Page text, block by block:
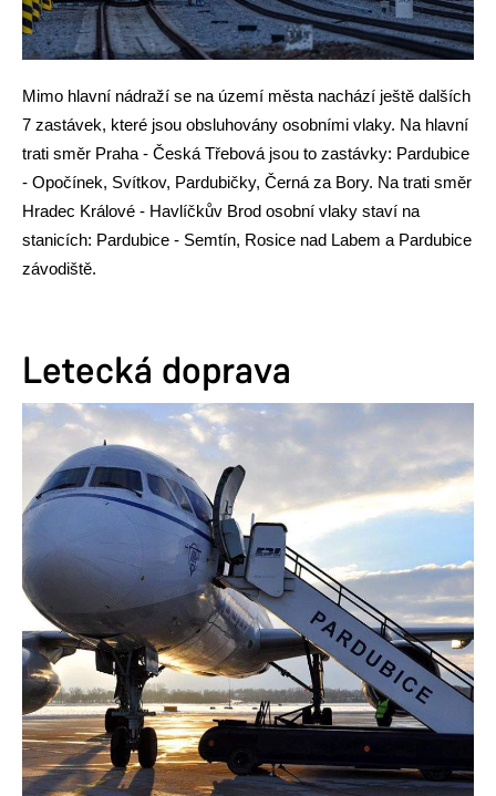
Mimo hlavní nádraží se na území města nachází ještě dalších
7 zastávek, které jsou obsluhovány osobními vlaky. Na hlavní
trati směr Praha - Česká Třebová jsou to zastávky: Pardubice
- Opočínek, Svítkov, Pardubičky, Černá za Bory. Na trati směr
Hradec Králové - Havlíčkův Brod osobní vlaky staví na
stanicích: Pardubice - Semtín, Rosice nad Labem a Pardubice
závodiště.
Letecká doprava